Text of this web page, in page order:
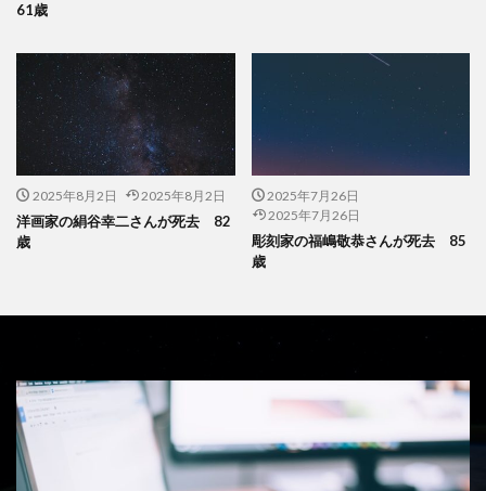
61歳
2025年8月2日 2025年8月2日
洋画家の絹谷幸二さんが死去 82
歳
2025年7月26日
2025年7月26日
彫刻家の福嶋敬恭さんが死去 85
歳